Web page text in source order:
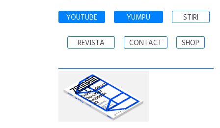
YOUTUBE YUMPU STIRI
REVISTA CONTACT SHOP